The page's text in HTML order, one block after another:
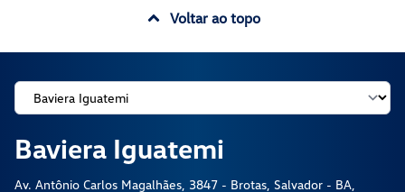
Voltar ao topo
Baviera Iguatemi
Av. Antônio Carlos Magalhães, 3847 - Brotas, Salvador - BA,